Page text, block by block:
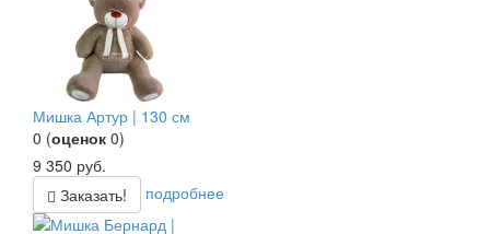
Мишка Артур | 130 см
0 (оценок 0)
9 350 руб.
Заказать!
подробнее